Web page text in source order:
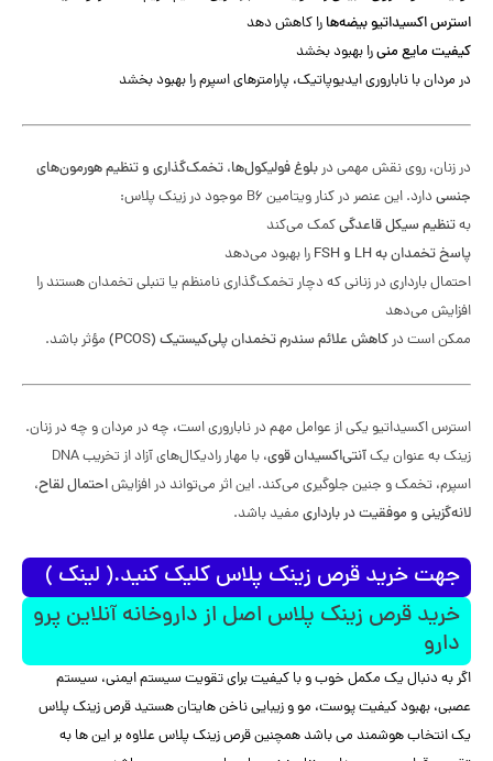
استرس اکسیداتیو بیضه‌هارا کاهش دهد
کیفیت مایع منیرا بهبود بخشد
در مردان با ناباروری ایدیوپاتیک، پارامترهای اسپرم را بهبود بخشد
در زنان، روی نقش مهمی دربلوغ فولیکول‌ها، تخمک‌گذاری و تنظیم هورمون‌های
جنسی دارد. این عنصر در کنار ویتامین B6 موجود در زینک پلاس:
بهتنظیم سیکل قاعدگیکمک می‌کند
پاسخ تخمدان به LH و FSH
را بهبود می‌دهد
احتمال بارداری در زنانی که دچار تخمک‌گذاری نامنظم یا تنبلی تخمدان هستند را
افزایش می‌دهد
ممکن است درکاهش علائم سندرم تخمدان پلی‌کیستیک (PCOS) مؤثر باشد.
استرس اکسیداتیو یکی از عوامل مهم در ناباروری است، چه در مردان و چه در زنان.
زینک به عنوان یکآنتی‌اکسیدان قوی
، با مهار رادیکال‌های آزاد از تخریب DNA
اسپرم، تخمک و جنین جلوگیری می‌کند. این اثر می‌تواند در افزایشاحتمال لقاح،
لانه‌گزینی و موفقیت در بارداری مفید باشد.
جهت خرید قرص زینک پلاس کلیک کنید.( لینک )
خرید قرص زینک پلاس اصل از داروخانه آنلاین پرو
دارو
اگر به دنبال یک مکمل خوب و با کیفیت برای تقویت سیستم ایمنی، سیستم
عصبی، بهبود کیفیت پوست، مو و زیبایی ناخن هایتان هستید قرص زینک پلاس
یک انتخاب هوشمند می باشد همچنین قرص زینک پلاس علاوه بر این ها به